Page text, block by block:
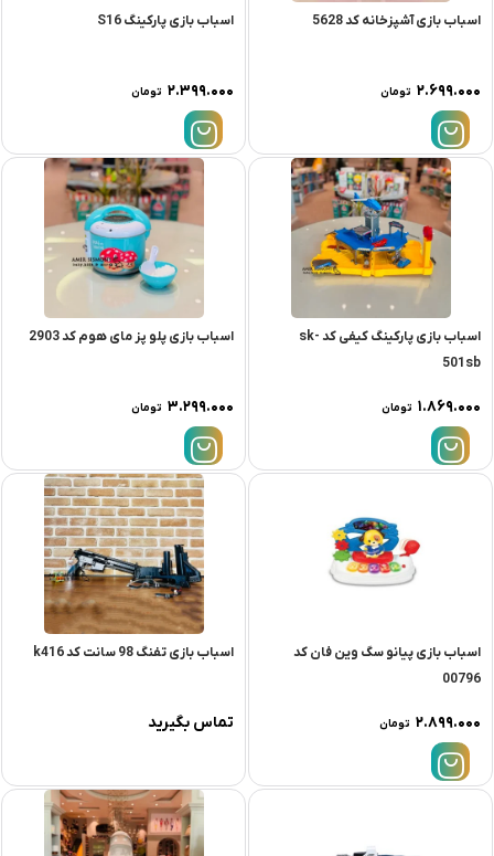
اسباب بازی آشپزخانه کد 5628
۲.۶۹۹.۰۰۰ تومان
اسباب بازی پارکینگ S16
۲.۳۹۹.۰۰۰ تومان
اسباب بازی پارکینگ کیفی کد sk-
501sb
۱.۸۶۹.۰۰۰ تومان
اسباب بازی پلو پز مای هوم کد 2903
۳.۲۹۹.۰۰۰ تومان
اسباب بازی پیانو سگ وین فان کد
00796
۲.۸۹۹.۰۰۰ تومان
اسباب بازی تفنگ 98 سانت کد k416
تماس بگیرید